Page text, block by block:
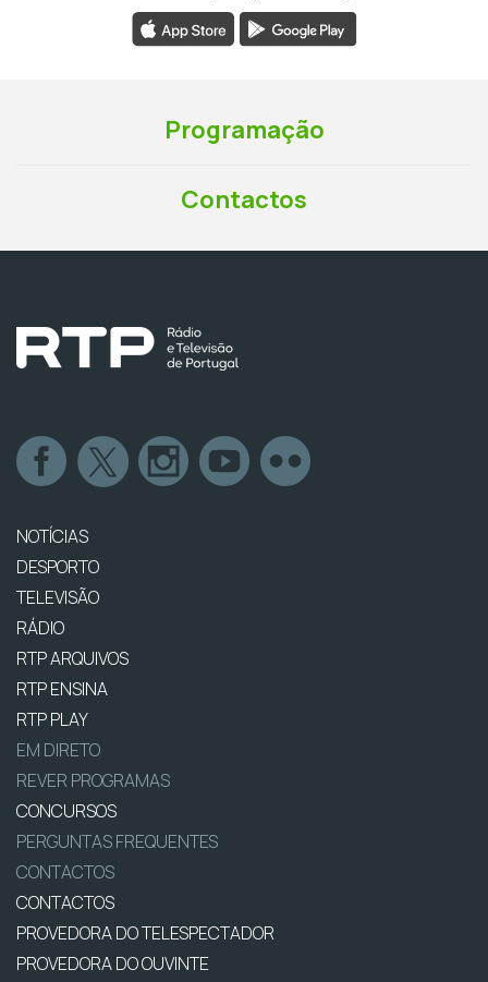
Programação
Contactos
NOTÍCIAS
DESPORTO
TELEVISÃO
RÁDIO
RTP ARQUIVOS
RTP ENSINA
RTP PLAY
EM DIRETO
REVER PROGRAMAS
CONCURSOS
PERGUNTAS FREQUENTES
CONTACTOS
CONTACTOS
PROVEDORA DO TELESPECTADOR
PROVEDORA DO OUVINTE